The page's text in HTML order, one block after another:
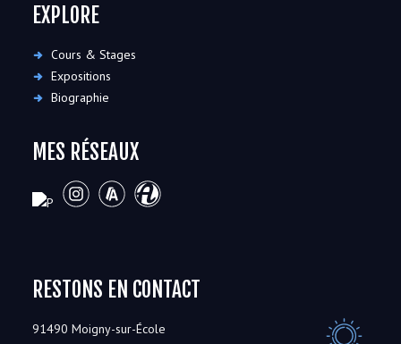
EXPLORE
Cours & Stages
Expositions
Biographie
MES RÉSEAUX
RESTONS EN CONTACT
91490 Moigny-sur-École